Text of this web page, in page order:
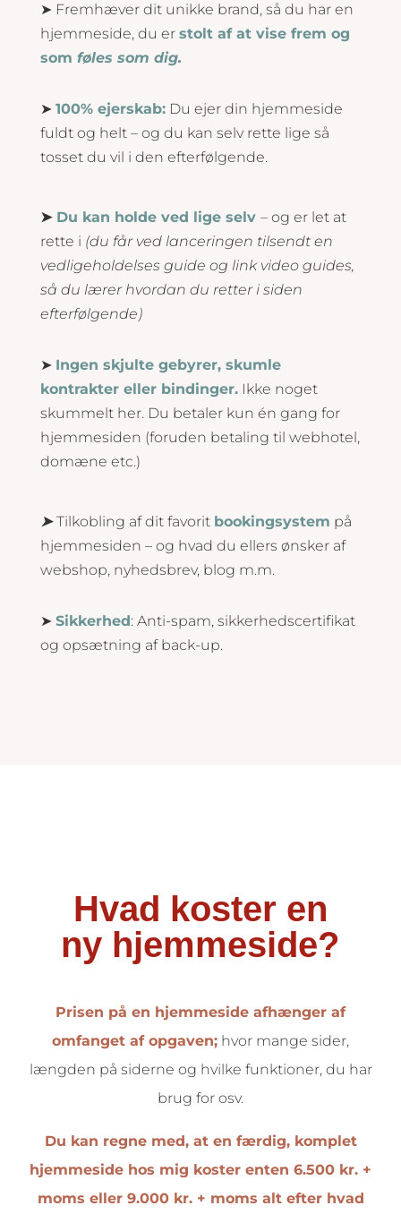
➤ Fremhæver dit unikke brand, så du har en
hjemmeside, du er stolt af at vise frem og
som føles som dig.
➤ 100% ejerskab:Du ejer din hjemmeside
fuldt og helt – og du kan selv rette lige så
tosset du vil i den efterfølgende.
➤ Du kan holde ved lige selv – og er let at
rette i (du får ved lanceringen tilsendt en
vedligeholdelses guide og link video guides,
så du lærer hvordan du retter i siden
efterfølgende)
➤ Ingen skjulte gebyrer, skumle
kontrakter eller bindinger.Ikke noget
skummelt her. Du betaler kun én gang for
hjemmesiden (foruden betaling til webhotel,
domæne etc.)
➤Tilkobling af dit favorit bookingsystem på
hjemmesiden – og hvad du ellers ønsker af
webshop, nyhedsbrev, blog m.m.
➤ Sikkerhed: Anti-spam, sikkerhedscertifikat
og opsætning af back-up.
Hvad koster en
ny hjemmeside?
Prisen på en hjemmeside afhænger af
omfanget af opgaven; hvor mange sider,
længden på siderne og hvilke funktioner, du har
brug for osv.
Du kan regne med, at en færdig, komplet
hjemmeside hos mig koster enten 6.500 kr. +
moms eller 9.000 kr. + moms alt efter hvad